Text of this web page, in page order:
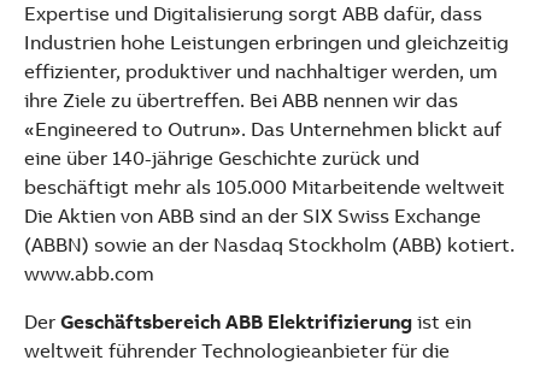
Expertise und Digitalisierung sorgt ABB dafür, dass
Industrien hohe Leistungen erbringen und gleichzeitig
effizienter, produktiver und nachhaltiger werden, um
ihre Ziele zu übertreffen. Bei ABB nennen wir das
«Engineered to Outrun». Das Unternehmen blickt auf
eine über 140-jährige Geschichte zurück und
beschäftigt mehr als 105.000 Mitarbeitende weltweit
Die Aktien von ABB sind an der SIX Swiss Exchange
(ABBN) sowie an der Nasdaq Stockholm (ABB) kotiert.
www.abb.com
Der Geschäftsbereich ABB Elektrifizierung ist ein
weltweit führender Technologieanbieter für die